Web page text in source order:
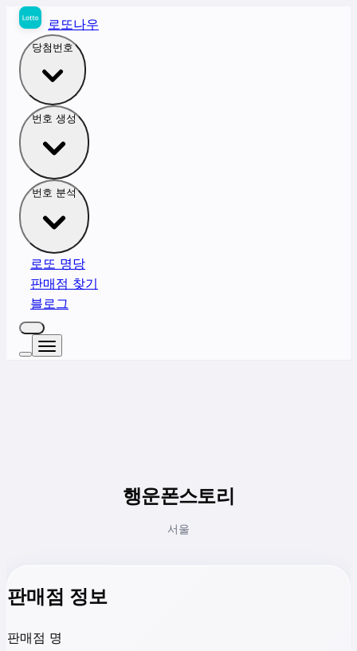
로또나우
당첨번호
번호 생성
번호 분석
로또 명당
판매점 찾기
블로그
행운폰스토리
서울
판매점 정보
판매점 명